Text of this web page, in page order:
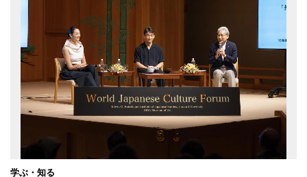
学ぶ・知る